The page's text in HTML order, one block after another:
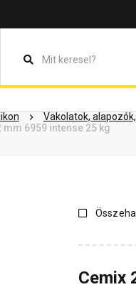
Vakolatok,
6959 intense 25 kg
Dokumentumok
Cemix